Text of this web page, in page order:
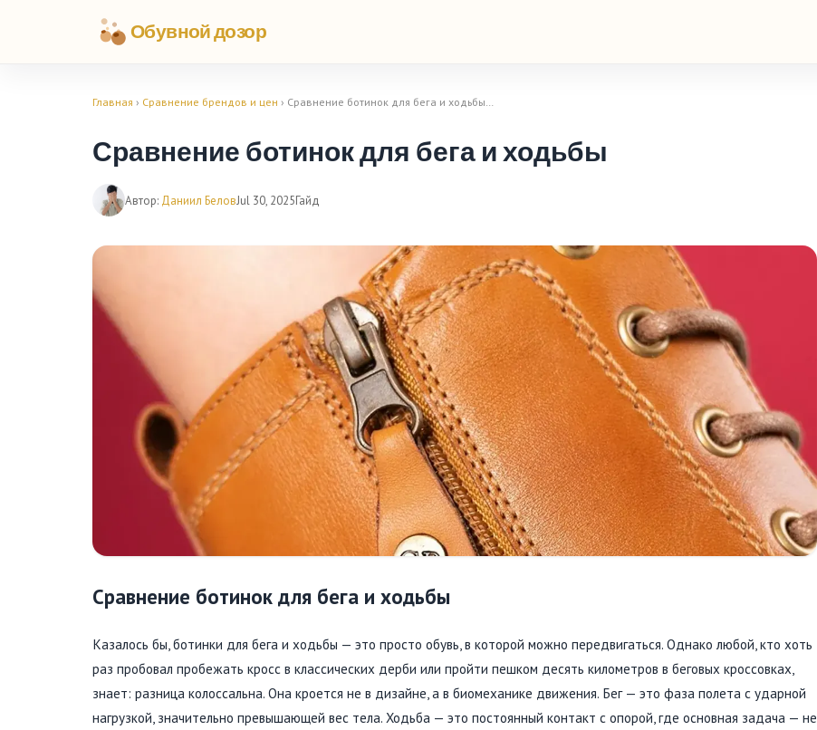
Обувной дозор
Главная › Сравнение брендов и цен › Сравнение ботинок для бега и ходьбы…
Сравнение ботинок для бега и ходьбы
Автор: Даниил БеловJul 30, 2025Гайд
Сравнение ботинок для бега и ходьбы
Казалось бы, ботинки для бега и ходьбы — это просто обувь, в которой можно передвигаться. Однако любой, кто хоть
раз пробовал пробежать кросс в классических дерби или пройти пешком десять километров в беговых кроссовках,
знает: разница колоссальна. Она кроется не в дизайне, а в биомеханике движения. Бег — это фаза полета с ударной
нагрузкой, значительно превышающей вес тела. Ходьба — это постоянный контакт с опорой, где основная задача — не